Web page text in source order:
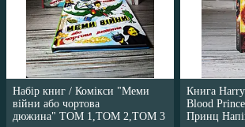
Набір книг / Комікси "Меми
війни або чортова
дюжина" ТОМ 1,ТОМ 2,ТОМ 3
Книга
Blood
Принц